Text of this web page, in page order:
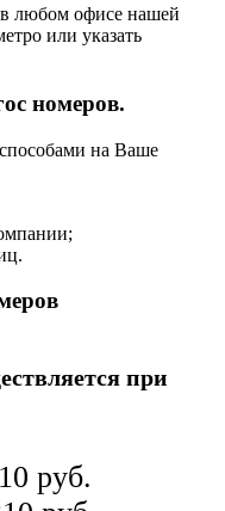
любом офисе нашей
или указать
номеров.
на Ваше
при
руб.